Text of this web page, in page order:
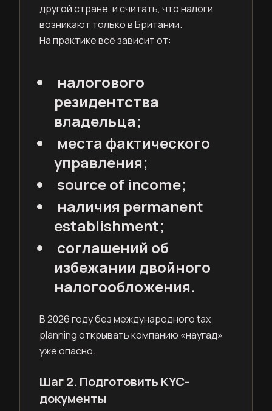
другой стране, и считать, что налоги
возникают только в Британии.
На практике всё зависит от:
налогового
резидентства
владельца;
места фактического
управления;
source of income;
наличия permanent
establishment;
соглашений об
избежании двойного
налогообложения.
В 2026 году без международного tax
planning открывать компанию «наугад»
уже опасно.
Шаг 2. Подготовить KYC-
документы